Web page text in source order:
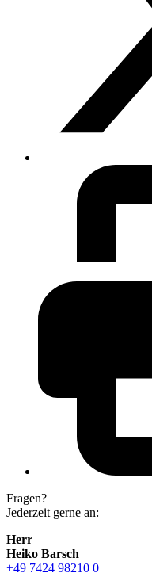
Fragen?
Jederzeit gerne an:
Herr
Heiko Barsch
+49 7424 98210 0